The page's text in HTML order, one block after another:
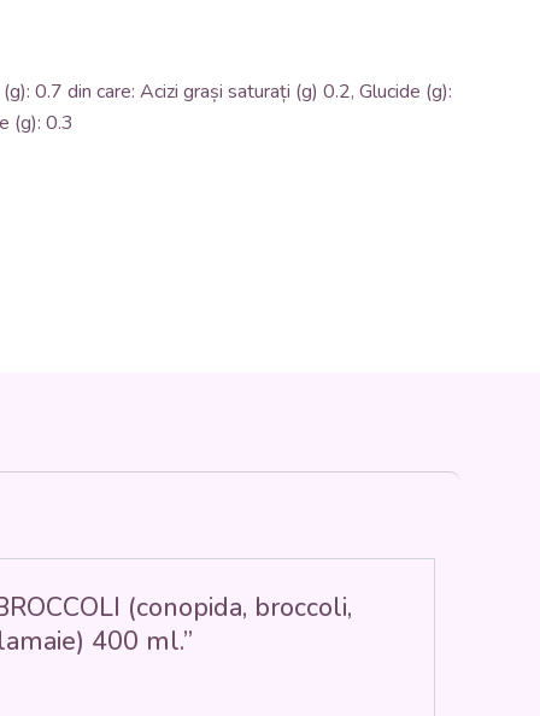
0.7 din care: Acizi grași saturați (g) 0.2, Glucide (g):
(g): 0.3
(conopida, broccoli,
400 ml.”